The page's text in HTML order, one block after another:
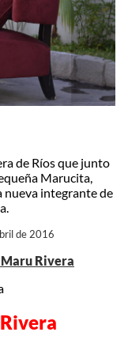
de Ríos que junto
Marucita,
nueva integrante de
de 2016
Rivera